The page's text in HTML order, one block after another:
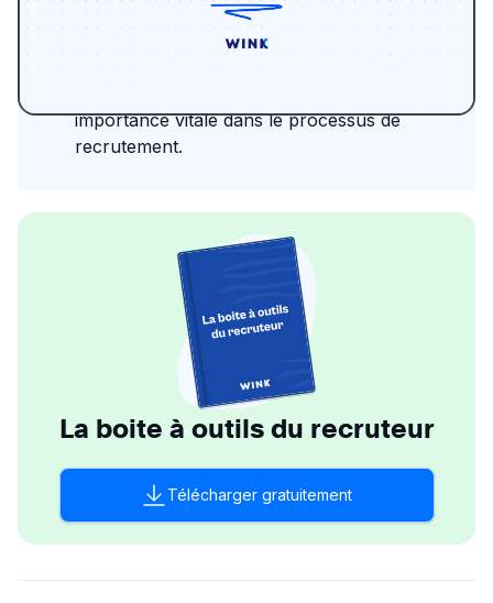
figure centrale dans la stratégie et
l'opérationnalité d'une entreprise. Dans cet
article, nous allons explorer le rôle d'un
importance vitale dans le processus de
recrutement.
La boite à outils du recruteur
Télécharger gratuitement